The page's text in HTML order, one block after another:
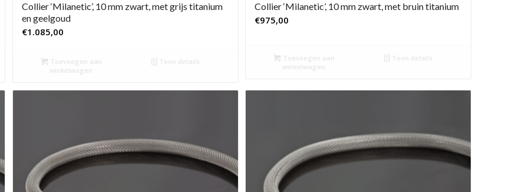
Collier ‘Milanetic’, 10 mm zwart, met grijs titanium
en geelgoud
€1.085,00
Toevoegen aan
winkelwagen
Toon details
Collier ‘Milanetic’, 10 mm zwart, met bruin titanium
€975,00
Toevoegen aan
winkelwagen
Toon details